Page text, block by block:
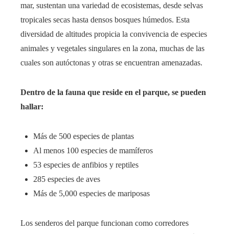
mar, sustentan una variedad de ecosistemas, desde selvas
tropicales secas hasta densos bosques húmedos. Esta
diversidad de altitudes propicia la convivencia de especies
animales y vegetales singulares en la zona, muchas de las
cuales son autóctonas y otras se encuentran amenazadas.
Dentro de la fauna que reside en el parque, se pueden
hallar:
Más de 500 especies de plantas
Al menos 100 especies de mamíferos
53 especies de anfibios y reptiles
285 especies de aves
Más de 5,000 especies de mariposas
Los senderos del parque funcionan como corredores